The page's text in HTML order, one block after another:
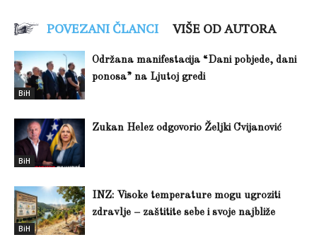
POVEZANI ČLANCI VIŠE OD AUTORA
BiH
Održana manifestacija “Dani pobjede, dani
ponosa” na Ljutoj gredi
BiH
Zukan Helez odgovorio Željki Cvijanović
BiH
INZ: Visoke temperature mogu ugroziti
zdravlje – zaštitite sebe i svoje najbliže